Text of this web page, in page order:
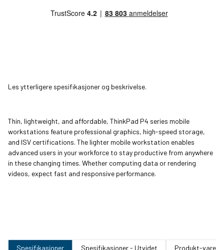
Les ytterligere spesifikasjoner og beskrivelse.
Thin, lightweight, and affordable, ThinkPad P4 series mobile
workstations feature professional graphics, high-speed storage,
and ISV certifications. The lighter mobile workstation enables
advanced users in your workforce to stay productive from anywhere
in these changing times. Whether computing data or rendering
videos, expect fast and responsive performance.
Spesifikasjoner Spesifikasjoner - Utvidet Produkt-